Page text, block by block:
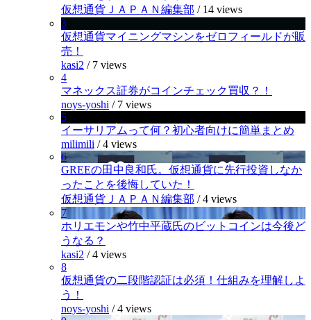
仮想通貨ＪＡＰＡＮ編集部 / 14 views
3
仮想通貨マイニングマシンをゼロフィールドが販
売！
kasi2 / 7 views
4
マネックス証券がコインチェック買収？！
noys-yoshi / 7 views
5
イーサリアムって何？初心者向けに簡単まとめ
milimili /4 views
6
GREEの田中良和氏。仮想通貨に先行投資しなか
ったことを後悔していた！
仮想通貨ＪＡＰＡＮ編集部 /4 views
7
ホリエモンや竹中平蔵氏のビットコインは今後ど
うなる？
kasi2 /4 views
8
仮想通貨の二段階認証は必須！仕組みを理解しよ
う！
noys-yoshi /4 views